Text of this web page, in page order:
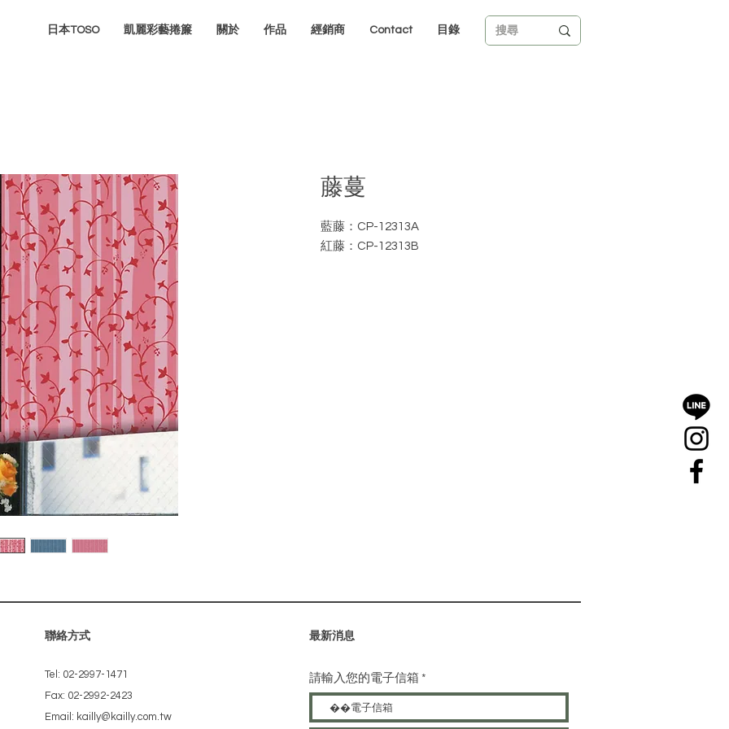
日本TOSO 凱麗彩藝捲簾 關於 作品 經銷商 Contact 目錄
藤蔓
藍藤：CP-12313A
紅藤：CP-12313B
聯絡方式
Tel: 02-2997-1471
Fax: 02-2992-2423
Email: kailly@kailly.com.tw
​最新消息
請輸入您的電子信箱